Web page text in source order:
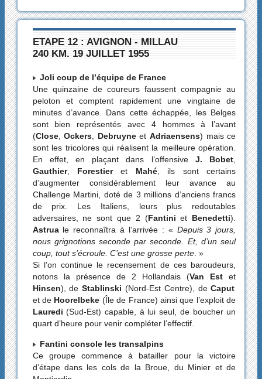
ETAPE 12 : AVIGNON - MILLAU
240 KM. 19 JUILLET 1955
Joli coup de l’équipe de France
Une quinzaine de coureurs faussent compagnie au
peloton et comptent rapidement une vingtaine de
minutes d’avance. Dans cette échappée, les Belges
sont bien représentés avec 4 hommes à l’avant
(Close,Ockers, DebruyneetAdriaensens) mais ce
sont les tricolores qui réalisent la meilleure opération.
En effet, en plaçant dans l’offensive J. Bobet,
Gauthier, Forestieret Mahé, ils sont certains
d’augmenter considérablement leur avance au
Challenge Martini, doté de 3 millions d’anciens francs
de prix. Les Italiens, leurs plus redoutables
adversaires, ne sont que 2 (Fantini et Benedetti).
Astruale reconnaîtra à l’arrivée : « Depuis 3 jours,
nous grignotions seconde par seconde. Et, d’un seul
coup, tout s’écroule. C’est une grosse perte. »
Si l’on continue le recensement de ces baroudeurs,
notons la présence de 2 Hollandais (Van Est et
Hinsen), deStablinski (Nord-Est Centre), deCaput
et de Hoorelbeke (Île de France) ainsi que l’exploit de
Lauredi (Sud-Est) capable, à lui seul, de boucher un
quart d’heure pour venir compléter l’effectif.
Fantini console les transalpins
Ce groupe commence à batailler pour la victoire
d’étape dans les cols de la Broue, du Minier et de